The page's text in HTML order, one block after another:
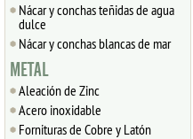
Nácar y conchas teñidas de agua
dulce
Nácar y conchas blancas de mar
METAL
Aleación de Zinc
Acero inoxidable
Fornituras de Cobre y Latón